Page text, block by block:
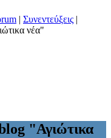
| Συνεντεύξεις |
νέα"
"Αγιώτικα